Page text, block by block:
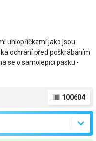
uhlopříčkami jako jsou
ochrání před poškrábáním
se o samolepící pásku -
100604